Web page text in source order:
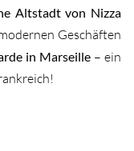
Altstadt von Nizza
Geschäften
in Marseille – ein